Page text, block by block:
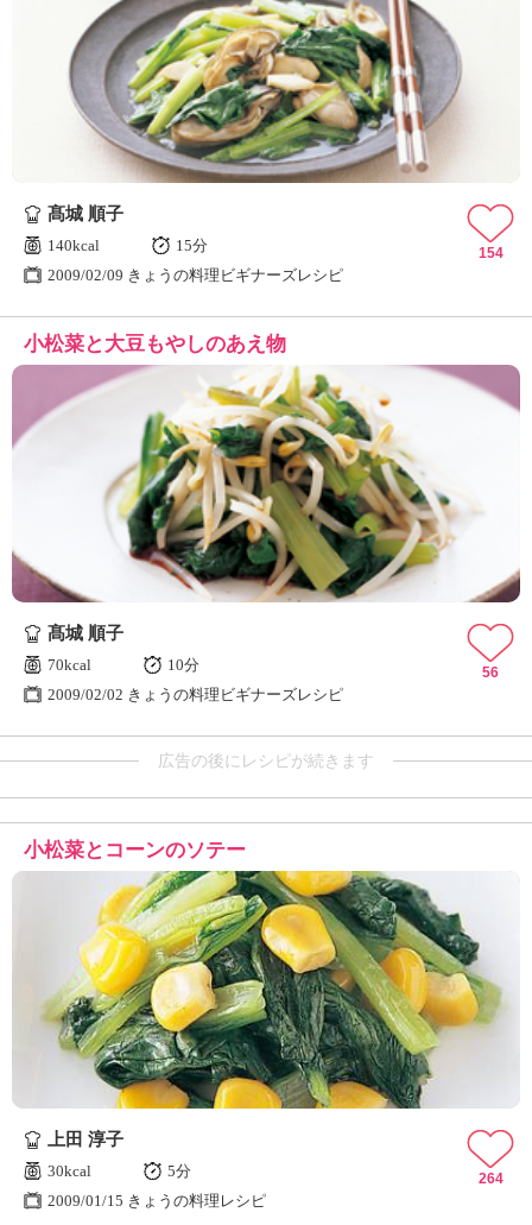
髙城 順子
140kcal
15分
2009/02/09 きょうの料理ビギナーズレシピ
154
小松菜と大豆もやしのあえ物
髙城 順子
70kcal
10分
2009/02/02 きょうの料理ビギナーズレシピ
56
広告の後にレシピが続きます
小松菜とコーンのソテー
上田 淳子
30kcal
5分
2009/01/15 きょうの料理レシピ
264